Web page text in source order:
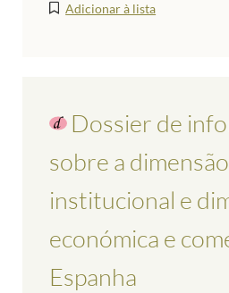
Adicionar à lista
Dossier de
sobre a
institucional e
económica e
Espanha